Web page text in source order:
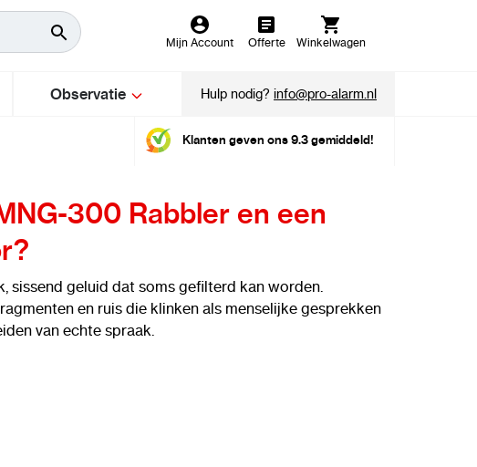
Mijn Account Offerte Winkelwagen
Observatie Hulp nodig?info@pro-alarm.nl
Klanten geven ons 9.3 gemiddeld!
300 Rabbler en een
sissend geluid dat soms gefilterd kan worden.
en ruis die klinken als menselijke gesprekken
van echte spraak.